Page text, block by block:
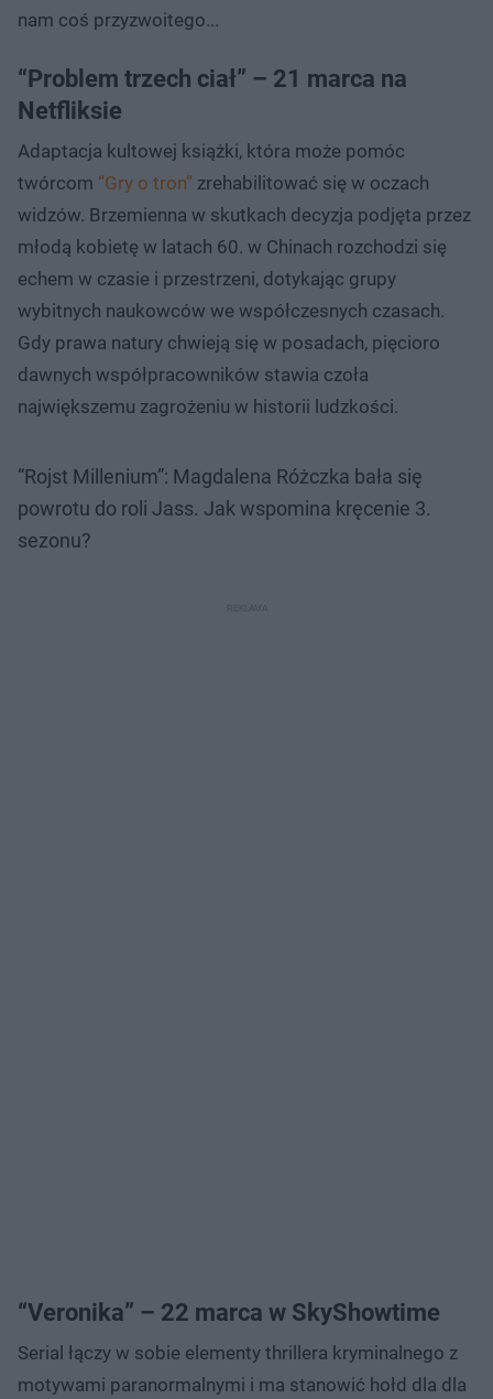
nam coś przyzwoitego...
“Problem trzech ciał” – 21 marca na
Netfliksie
Adaptacja kultowej książki, która może pomóc
twórcom “Gry o tron” zrehabilitować się w oczach
widzów. Brzemienna w skutkach decyzja podjęta przez
młodą kobietę w latach 60. w Chinach rozchodzi się
echem w czasie i przestrzeni, dotykając grupy
wybitnych naukowców we współczesnych czasach.
Gdy prawa natury chwieją się w posadach, pięcioro
dawnych współpracowników stawia czoła
największemu zagrożeniu w historii ludzkości.
“Rojst Millenium”: Magdalena Różczka bała się
powrotu do roli Jass. Jak wspomina kręcenie 3.
sezonu?
“Veronika” – 22 marca w SkyShowtime
Serial łączy w sobie elementy thrillera kryminalnego z
motywami paranormalnymi i ma stanowić hołd dla dla